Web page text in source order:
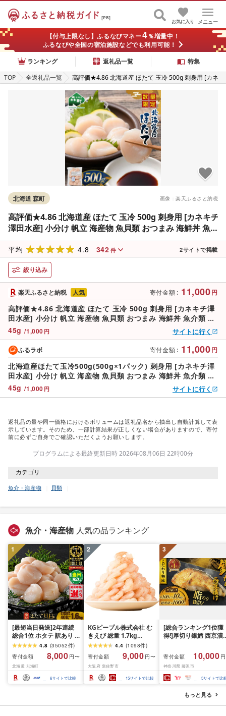
[PR]
メニュー
お気に入り
【付与上限なし】ふるなびマネー4％増量中！
ふるなびや全国の宿泊施設などでも利用可能！
ランキング
返礼品一覧
特集
TOP
全返礼品一覧
高評価★4.86 北海道産 ほたて 玉冷 500g 刺身用 [カネ
キチ澤田水産] 小分け 帆立 海産物 魚貝類 おつまみ 海
鮮丼 魚介類 北海道 訳あり
画像：楽天ふるさと納税
北海道 森町
高評価★4.86 北海道産 ほたて 玉冷 500g 刺身用 [カネキチ
澤田水産] 小分け 帆立 海産物 魚貝類 おつまみ 海鮮丼 魚
平均 4.8 342 件 2サイトで掲載
絞り込み
寄付金額 : 11,000円
45g /1,000 円
楽天ふるさと納税
高評価★4.86 北海道産 ほたて 玉冷 500g 刺身用 [カネキチ澤
田水産] 小分け 帆立 海産物 魚貝類 おつまみ 海鮮丼 魚介類 北
海道 訳あり
人気
サイトに行く
寄付金額 : 11,000円
45g /1,000 円
ふるラボ
北海道産ほたて玉冷500g(500g×1パック) 刺身用 [カネキチ澤
田水産] 小分け 帆立 海産物 魚貝類 おつまみ 海鮮丼 魚介類 北
海道 訳あり
サイトに行く
返礼品の量や同一価格におけるボリュームは返礼品名から抽出し自動計算して表
示しています。そのため、一部計算結果が正しくない場合がありますので、寄付
前に必ずご自身でご確認いただくようお願いします。
プログラムによる最終更新日時 2026年08月06日 22時00分
カテゴリ
魚介・海産物 貝類
魚介・海産物 人気の品ランキング
1
[最短当日発送]2年連続
総合1位 ホタテ 訳あり (
ふるさと納税 ほたて ふ
るさと納税 訳あり 帆立
ふるさと わけあり ホタ
テ貝柱 貝 人気 不揃い 刺
身 規格外 魚介 ランキン
グ 海鮮 冷凍 発送時期が
グ対象)
4.8 (35052件)
寄付金額
8,000 円〜
北海道 別海町
6サイトで比較
2
KGピープル株式会社 む
きえび 総量 1.7kg
(850g×2P) 特大 5Lサイ
ズ バナメイエビ バラ凍
結 下処理不要 サイズ不
揃い 訳あり
4.4 (1098件)
寄付金額
9,000 円〜
大阪府 泉佐野市
15サイトで比較
3
[総合ランキング1位獲
得!]厚切り銀鱈 西京漬
約 1,000g (約 100g ×
切) 西京味噌 西京みそ
噌漬け みそ 味噌 鮮魚
介 銀だら 銀ダラ ギン
ラ ぎんだら 鱈 タラ 魚
西京焼き 西京漬 西京
き 冷凍 厳選 鮮魚 漬け
漬魚 新鮮 小分け 人気
寄付金額 10,000
神奈川県 藤沢市
5サイトで比
もっと見る